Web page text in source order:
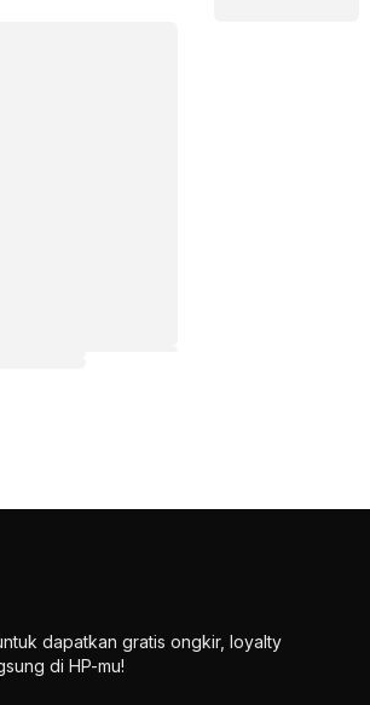
dapatkan gratis ongkir, loyalty
di HP-mu!